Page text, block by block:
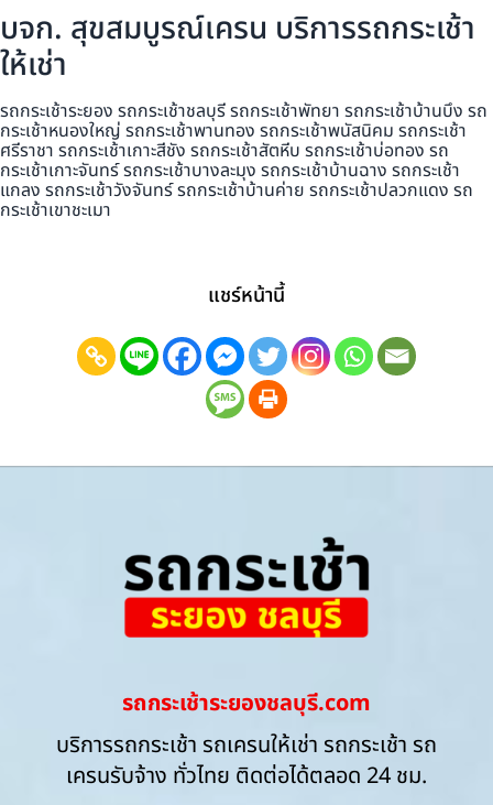
บจก. สุขสมบูรณ์เครน บริการรถกระเช้า
ให้เช่า
รถกระเช้าระยอง รถกระเช้าชลบุรี รถกระเช้าพัทยา รถกระเช้าบ้านบึง รถ
กระเช้าหนองใหญ่ รถกระเช้าพานทอง รถกระเช้าพนัสนิคม รถกระเช้า
ศรีราชา รถกระเช้าเกาะสีชัง รถกระเช้าสัตหีบ รถกระเช้าบ่อทอง รถ
กระเช้าเกาะจันทร์ รถกระเช้าบางละมุง รถกระเช้าบ้านฉาง รถกระเช้า
แกลง รถกระเช้าวังจันทร์ รถกระเช้าบ้านค่าย รถกระเช้าปลวกแดง รถ
กระเช้าเขาชะเมา
แชร์หน้านี้
รถกระเช้าระยองชลบุรี.com
บริการรถกระเช้า รถเครนให้เช่า รถกระเช้า รถ
เครนรับจ้าง ทั่วไทย ติดต่อได้ตลอด 24 ชม.